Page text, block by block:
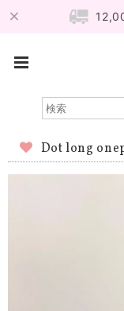
Dot long